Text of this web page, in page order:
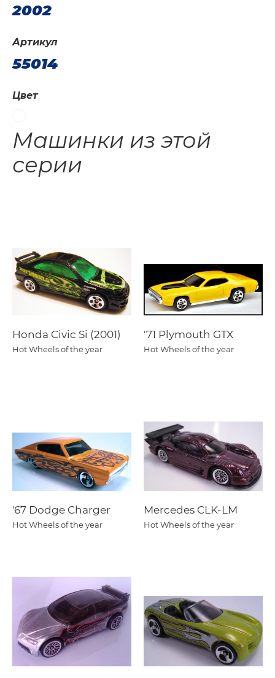
2002
Артикул
55014
Цвет
Машинки из этой
серии
Honda Civic Si (2001)
Hot Wheels of the year
'71 Plymouth GTX
Hot Wheels of the year
'67 Dodge Charger
Hot Wheels of the year
Mercedes CLK-LM
Hot Wheels of the year